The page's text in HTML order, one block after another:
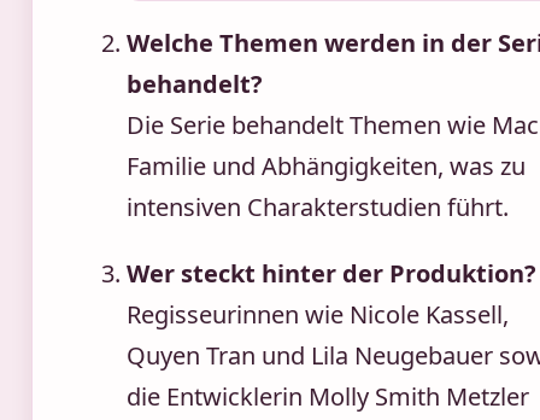
Welche Themen werden in der
behandelt?
Die Serie behandelt Themen wie
Familie und Abhängigkeiten, was zu
intensiven Charakterstudien führt.
Wer steckt hinter der Produktion?
Regisseurinnen wie Nicole Kassell,
Quyen Tran und Lila Neugebauer
die Entwicklerin Molly Smith Metzler